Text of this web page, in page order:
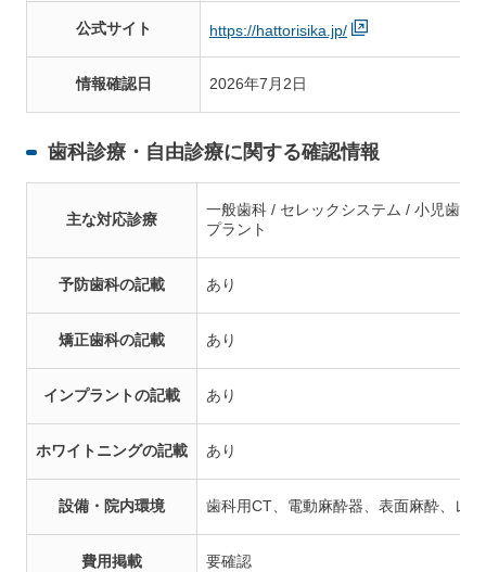
公式サイト https://hattorisika.jp/
情報確認日 2026年7月2日
歯科診療・自由診療に関する確認情報
主な対応診療
一般歯科 / セレックシステム / 小児歯科
プラント
予防歯科の記載 あり
矯正歯科の記載 あり
インプラントの記載 あり
ホワイトニングの記載 あり
設備・院内環境 歯科用CT、電動麻酔器、表面麻酔、レ
費用掲載 要確認